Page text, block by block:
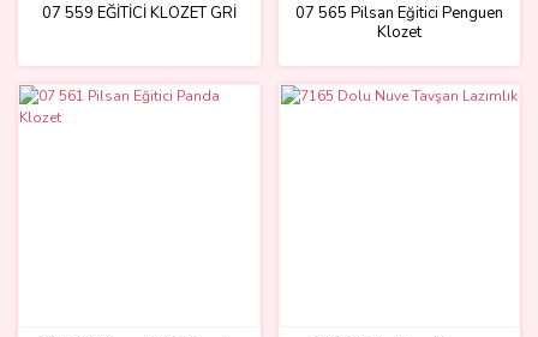
07 559 EĞİTİCİ KLOZET GRİ
07 565 Pilsan Eğitici Penguen
Klozet